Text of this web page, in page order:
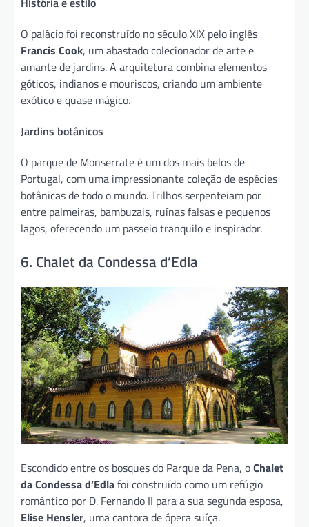
O palácio foi reconstruído no século XIX pelo inglês
Francis Cook, um abastado colecionador de arte e
amante de jardins. A arquitetura combina elementos
góticos, indianos e mouriscos, criando um ambiente
exótico e quase mágico.
Jardins botânicos
O parque de Monserrate é um dos mais belos de
Portugal, com uma impressionante coleção de espécies
botânicas de todo o mundo. Trilhos serpenteiam por
entre palmeiras, bambuzais, ruínas falsas e pequenos
lagos, oferecendo um passeio tranquilo e inspirador.
6. Chalet da Condessa d’Edla
Escondido entre os bosques do Parque da Pena, oChalet
da Condessa d’Edlafoi construído como um refúgio
romântico por D. Fernando II para a sua segunda esposa,
Elise Hensler, uma cantora de ópera suíça.